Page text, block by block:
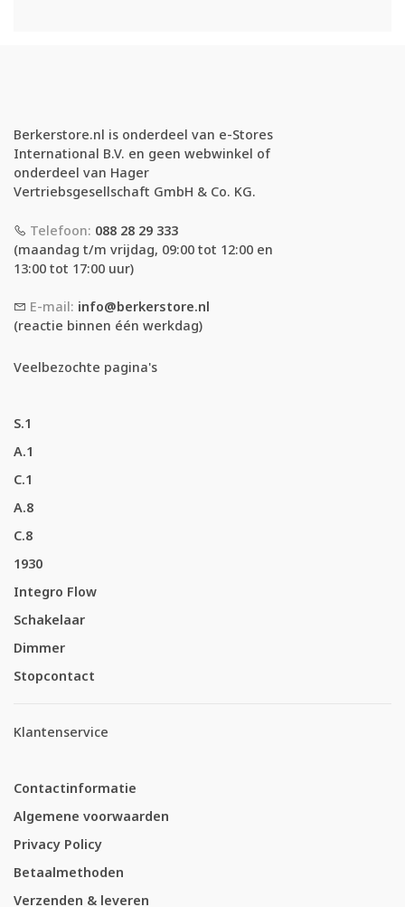
Berkerstore.nl is onderdeel van e-Stores
International B.V. en geen webwinkel of
onderdeel van Hager
Vertriebsgesellschaft GmbH & Co. KG.
Telefoon: 088 28 29 333
(maandag t/m vrijdag, 09:00 tot 12:00 en
13:00 tot 17:00 uur)
E-mail: info@berkerstore.nl
(reactie binnen één werkdag)
Veelbezochte pagina's
S.1
A.1
C.1
A.8
C.8
1930
Integro Flow
Schakelaar
Dimmer
Stopcontact
Klantenservice
Contactinformatie
Algemene voorwaarden
Privacy Policy
Betaalmethoden
Verzenden & leveren